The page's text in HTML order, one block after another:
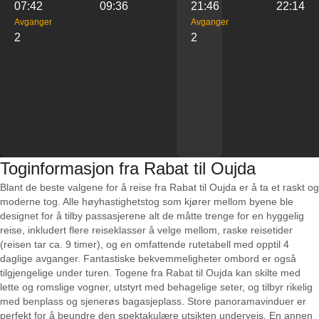
07:42 09:36
Avganger
2
21:46 22:14
Avganger
2
Toginformasjon fra Rabat til Oujda
Blant de beste valgene for å reise fra Rabat til Oujda er å ta et raskt og
moderne tog. Alle høyhastighetstog som kjører mellom byene ble
designet for å tilby passasjerene alt de måtte trenge for en hyggelig
reise, inkludert flere reiseklasser å velge mellom, raske reisetider
(reisen tar ca. 9 timer), og en omfattende rutetabell med opptil 4
daglige avganger. Fantastiske bekvemmeligheter ombord er også
tilgjengelige under turen. Togene fra Rabat til Oujda kan skilte med
lette og romslige vogner, utstyrt med behagelige seter, og tilbyr rikelig
med benplass og sjenerøs bagasjeplass. Store panoramavinduer er
perfekt for å beundre den spektakulære utsikten underveis. En annen